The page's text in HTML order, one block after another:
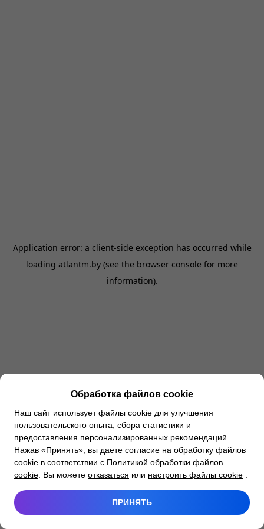
Application error: a client-side exception has occurred while
loading atlantm.by (see the browser console for more
information).
Обработка файлов cookie
Наш сайт использует файлы cookie для улучшения
пользовательского опыта, сбора статистики и
предоставления персонализированных рекомендаций.
Нажав «Принять», вы даете согласие на обработку файлов
cookie в соответствии с Политикой обработки файлов
cookie . Вы можете отказаться или настроить файлы cookie
ПРИНЯТЬ